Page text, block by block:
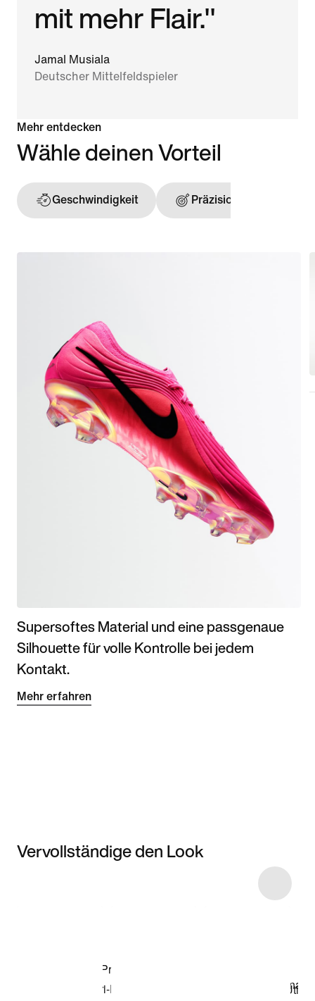
mit mehr Flair."
Jamal Musiala
Deutscher Mittelfeldspieler
Mehr entdecken
Wähle deinen Vorteil
Geschwindigkeit Präzision
Supersoftes Material und eine passgenaue
Silhouette für volle Kontrolle bei jedem
Kontakt.
Mehr erfahren
Vervollständige den Look